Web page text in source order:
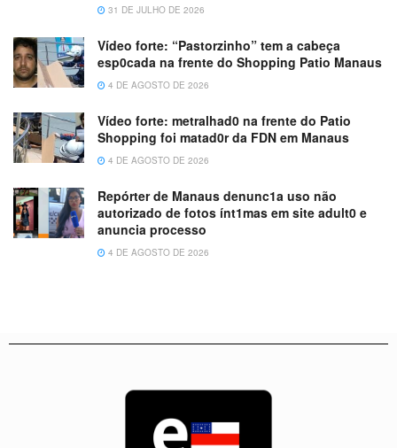
31 DE JULHO DE 2026
Vídeo forte: “Pastorzinho” tem a cabeça
esp0cada na frente do Shopping Patio Manaus
4 DE AGOSTO DE 2026
Vídeo forte: metralhad0 na frente do Patio
Shopping foi matad0r da FDN em Manaus
4 DE AGOSTO DE 2026
Repórter de Manaus denunc1a uso não
autorizado de fotos ínt1mas em site adult0 e
anuncia processo
4 DE AGOSTO DE 2026